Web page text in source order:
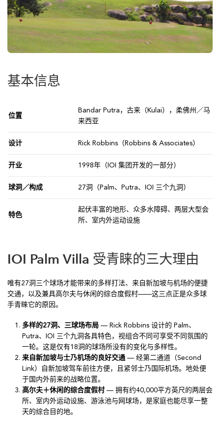
基本信息
位置
Bandar Putra，古来（Kulai），柔佛州／马
来西亚
设计 Rick Robbins（Robbins & Associates）
开业 1998年（IOI 集团开发的一部分）
球洞／构成 27洞（Palm、Putra、IOI 三个九洞）
特色
起伏丰富的地形、众多水障碍、两层大型会
所、室内外运动设施
IOI Palm Villa 受青睐的三大理由
唯有27洞三个球场才能带来的多样打法、来自新加坡与机场的便捷
交通，以及兼具高尔夫与休闲的综合度假村——这三点正是众多球
手青睐它的原因。
多样的27洞、三球场布局 — Rick Robbins 设计的 Palm、
Putra、IOI 三个九洞各具特色，视组合不同可享受不同氛围的
一轮。这是仅有18洞的球场所没有的变化与多样性。
来自新加坡与士乃机场的良好交通 — 经第二通道（Second
Link）自新加坡驾车前往方便，且紧邻士乃国际机场。地处便
于国内外前来的战略位置。
高尔夫＋休闲的综合度假村 — 拥有约40,000平方英尺的两层会
所、室内外运动设施、游泳池与网球场，是家庭也能尽享一整
天的综合目的地。